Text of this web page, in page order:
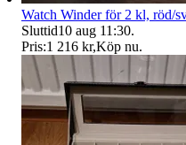
Watch Winder för 2 kl, röd/
Sluttid10 aug 11:30.
Pris:1 216 kr,Köp nu.